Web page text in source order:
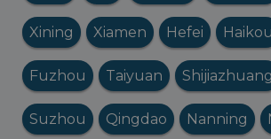
Xining Xiamen Hefei Haikou
Fuzhou Taiyuan Shijiazhuang
Suzhou Qingdao Nanning